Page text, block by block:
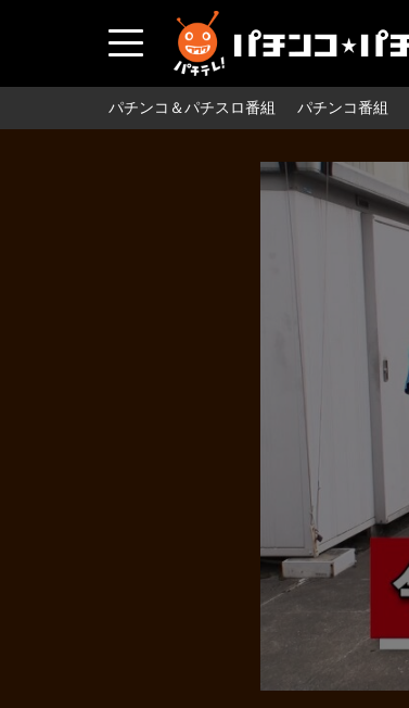
パチンコ＆パチスロ番組 パチンコ番組